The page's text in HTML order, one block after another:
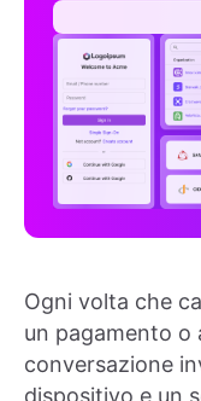
Ogni volta che
un pagamento o
conversazione